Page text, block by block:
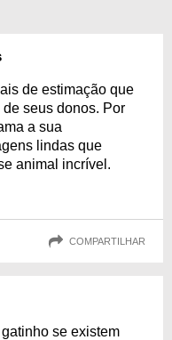
de estimação que
seus donos. Por
a sua
lindas que
animal incrível.
COMPARTILHAR
se existem